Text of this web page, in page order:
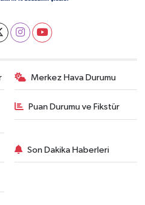
Merkez Hava Durumu
Puan Durumu ve Fikstür
Son Dakika Haberleri